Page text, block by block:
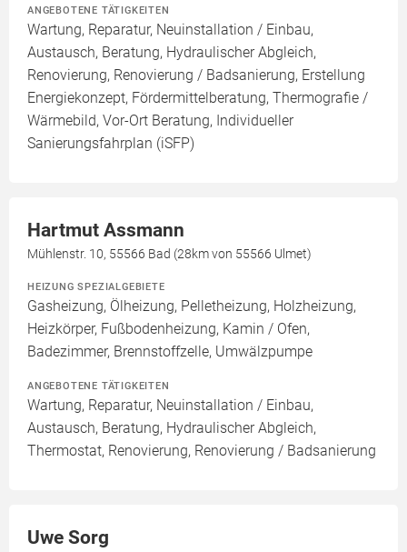
ANGEBOTENE TÄTIGKEITEN
Wartung, Reparatur, Neuinstallation / Einbau,
Austausch, Beratung, Hydraulischer Abgleich,
Renovierung, Renovierung / Badsanierung, Erstellung
Energiekonzept, Fördermittelberatung, Thermografie /
Wärmebild, Vor-Ort Beratung, Individueller
Sanierungsfahrplan (iSFP)
Hartmut Assmann
Mühlenstr. 10, 55566 Bad (28km von 55566 Ulmet)
HEIZUNG SPEZIALGEBIETE
Gasheizung, Ölheizung, Pelletheizung, Holzheizung,
Heizkörper, Fußbodenheizung, Kamin / Ofen,
Badezimmer, Brennstoffzelle, Umwälzpumpe
ANGEBOTENE TÄTIGKEITEN
Wartung, Reparatur, Neuinstallation / Einbau,
Austausch, Beratung, Hydraulischer Abgleich,
Thermostat, Renovierung, Renovierung / Badsanierung
Uwe Sorg